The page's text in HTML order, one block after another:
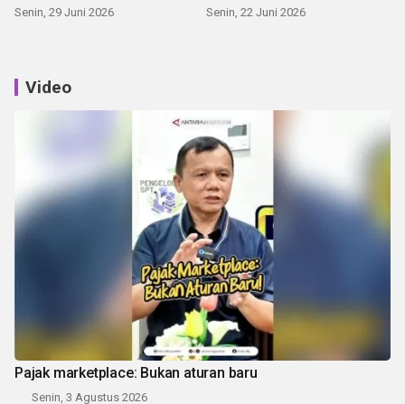
Senin, 29 Juni 2026 Senin, 22 Juni 2026
Video
Pajak marketplace: Bukan aturan baru
Senin, 3 Agustus 2026